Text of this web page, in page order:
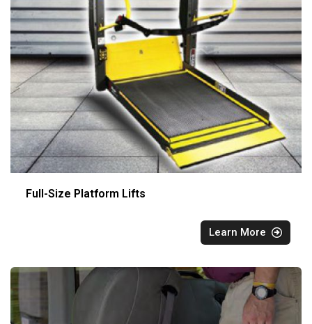
Full-Size Platform Lifts
Learn More